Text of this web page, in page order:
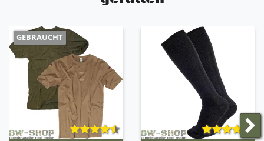
GEBRAUCHT